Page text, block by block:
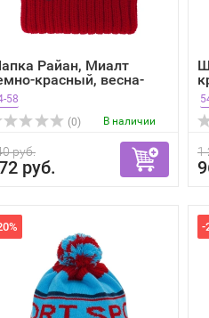
Райан, Миалт
красный, весна-
58
(0)
В наличии
руб.
руб.
1
-